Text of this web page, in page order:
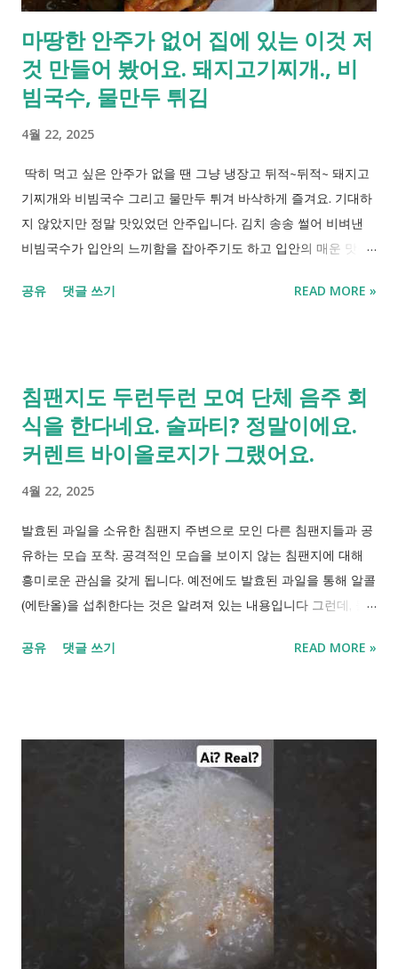
마땅한 안주가 없어 집에 있는 이것 저
것 만들어 봤어요. 돼지고기찌개., 비
빔국수, 물만두 튀김
4월 22, 2025
딱히 먹고 싶은 안주가 없을 땐 그냥 냉장고 뒤적~뒤적~ 돼지고
기찌개와 비빔국수 그리고 물만두 튀겨 바삭하게 즐겨요. 기대하
지 않았지만 정말 맛있었던 안주입니다. 김치 송송 썰어 비벼낸
비빔국수가 입안의 느끼함을 잡아주기도 하고 입안의 매운 맛을
운 하루의 마무리 합시다.
공유 댓글 쓰기 READ MORE »
침팬지도 두런두런 모여 단체 음주 회
식을 한다네요. 술파티? 정말이에요.
커렌트 바이올로지가 그랬어요.
4월 22, 2025
발효된 과일을 소유한 침팬지 주변으로 모인 다른 침팬지들과 공
유하는 모습 포착. 공격적인 모습을 보이지 않는 침팬지에 대해
흥미로운 관심을 갖게 됩니다. 예전에도 발효된 과일을 통해 알콜
(에탄올)을 섭취한다는 것은 알려져 있는 내용입니다 그런데, 둘
가지고 있던 침팬지가 공격적인 모습을 보이지 않았다는것입니
은 녹색에서 노란색으로 변하고 과육은 스폰지 같은 질감을 띱니
다. 이것이 자연 발효 되면서 술이 만들어 지는 것입니다. [빵나무
: Treculia africana] 이 논문 내용을 보면서 이것이 우리 인간이
술을 먹게 되는 과정을 보여주는 걸 수도 있겠다 싶었습니다. -
Current Biology는 국제 학술지로서 여러 논문을 다루고 있습니
다. [출처 - current Biology ] Export Citations Export
citations in RIS format, which can be used with EndNote,
ProCite, RefWorks, and most other reference management
software. 콘텐츠 야생 침팬지가 발효 과일을 나눕니다.
공유 댓글 쓰기 READ MORE »